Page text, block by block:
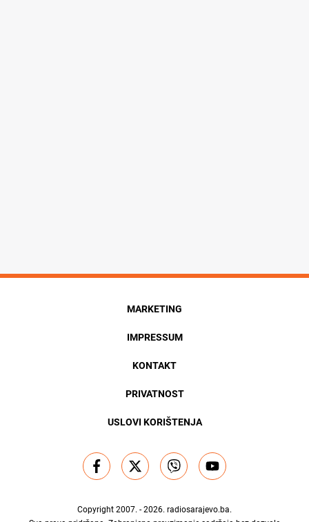
MARKETING
IMPRESSUM
KONTAKT
PRIVATNOST
USLOVI KORIŠTENJA
Copyright 2007. - 2026. radiosarajevo.ba.